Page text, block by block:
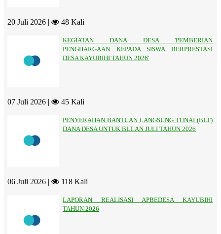
20 Juli 2026 | 48 Kali
KEGIATAN DANA DESA 'PEMBERIAN
PENGHARGAAN KEPADA SISWA BERPRESTASI
DESA KAYUBIHI TAHUN 2026'
07 Juli 2026 | 45 Kali
PENYERAHAN BANTUAN LANGSUNG TUNAI (BLT)
DANA DESA UNTUK BULAN JULI TAHUN 2026
06 Juli 2026 | 118 Kali
LAPORAN REALISASI APBEDESA KAYUBIHI
TAHUN 2026